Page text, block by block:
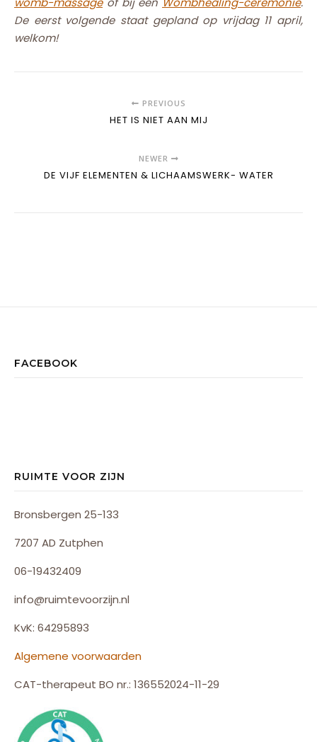
De eerst volgende staat gepland op vrijdag 11 april,
welkom!
PREVIOUS
HET IS NIET AAN MIJ
NEWER
DE VIJF ELEMENTEN & LICHAAMSWERK- WATER
FACEBOOK
RUIMTE VOOR ZIJN
Bronsbergen 25-133
7207 AD Zutphen
06-19432409
info@ruimtevoorzijn.nl
KvK: 64295893
Algemene voorwaarden
CAT-therapeut BO nr.: 136552024-11-29